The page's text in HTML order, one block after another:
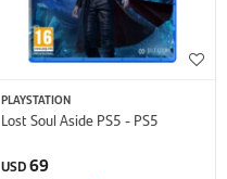
PLAYSTATION
Lost Soul Aside PS5 - PS5
USD69